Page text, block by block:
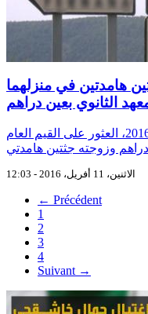
هامدتين في منزلهما
الثانوي بعين دراهم
تمّ صباح اليوم الإثنين، 11 أفريل 2016، العثور على القيم العام
الاثنين، 11 أفريل، 2016 - 12:03
← Précédent
1
2
3
4
Suivant →